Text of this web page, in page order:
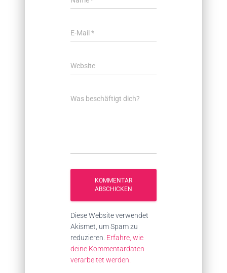
E-Mail *
Website
Was beschäftigt dich?
Diese Website verwendet
Akismet, um Spam zu
reduzieren. Erfahre, wie
deine Kommentardaten
verarbeitet werden.